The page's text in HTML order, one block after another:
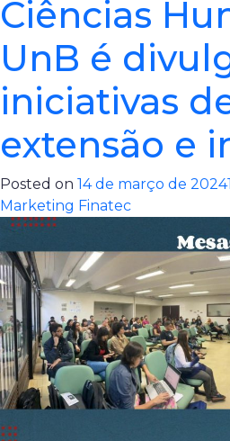
Ciências
UnB é
iniciativas
extensão e
Posted on 14 de março de 2024
Marketing Finatec